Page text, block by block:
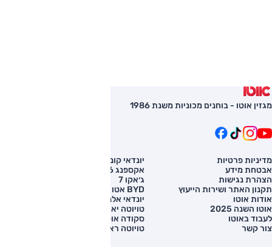
מגזין אוטו - בוחנים מכוניות משנת 1986
מדיניות פרטיות
אבטחת מידע
הצהרת נגישות
תקנון האתר ושירות הייעוץ
אודות אוטו
אוטו השנה 2025
לעבוד באוטו
צור קשר
יונדאי קונה
אקספנג G6
ג׳אקו 7
BYD אטו 3
יונדאי אלנטרה
טויוטה יאריס קרוס
סקודה אוקטביה
טויוטה ראב 4